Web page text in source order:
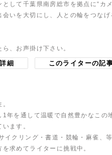
して千葉県南房総市を拠点に“カ
会いを大切にし、人との輪をつな
、お声掛け下さい。
細 このライターの記
1年を通して温暖で自然豊かなこ
ます。
イクリング・書道・競輪・麻雀、
求めてライターに挑戦中。